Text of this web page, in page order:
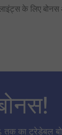
के लिए बोनस
तक का ट्रेडेबल